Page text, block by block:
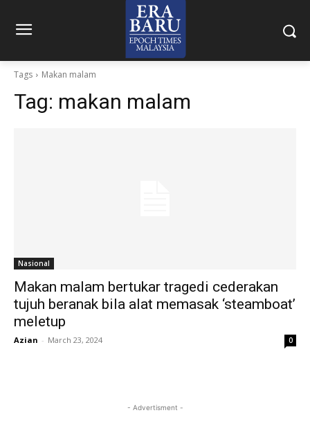
Tags Makan malam
Tag: makan malam
Nasional
Makan malam bertukar tragedi cederakan
tujuh beranak bila alat memasak ‘steamboat’
meletup
Azian - March 23, 2024 0
- Advertisment -